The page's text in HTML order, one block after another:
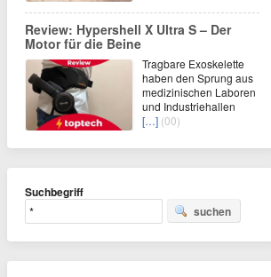
Review: Hypershell X Ultra S – Der
Motor für die Beine
Tragbare Exoskelette
haben den Sprung aus
medizinischen Laboren
und Industriehallen
[…] (00)
Suchbegriff
suchen